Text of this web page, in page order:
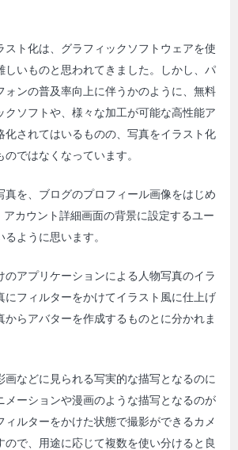
スト化は、グラフィックソフトウェアを使
しいものと思われてきました。しかし、パ
ォンの普及率向上に伴うかのように、無料
クソフトや、様々な加工が可能な高性能ア
化されてはいるものの、写真をイラスト化
ではなくなっています。
真を、ブログのプロフィール画像をはじめ
アカウント詳細画面の背景に設定するユー
ように思います。
のアプリケーションによる人物写真のイラ
にフィルターをかけてイラスト風に仕上げ
からアバターを作成するものとに分かれま
画などに見られる写実的な描写となるのに
メーションや漫画のような描写となるのが
ィルターをかけた状態で撮影ができるカメ
ので、用途に応じて複数を使い分けると良